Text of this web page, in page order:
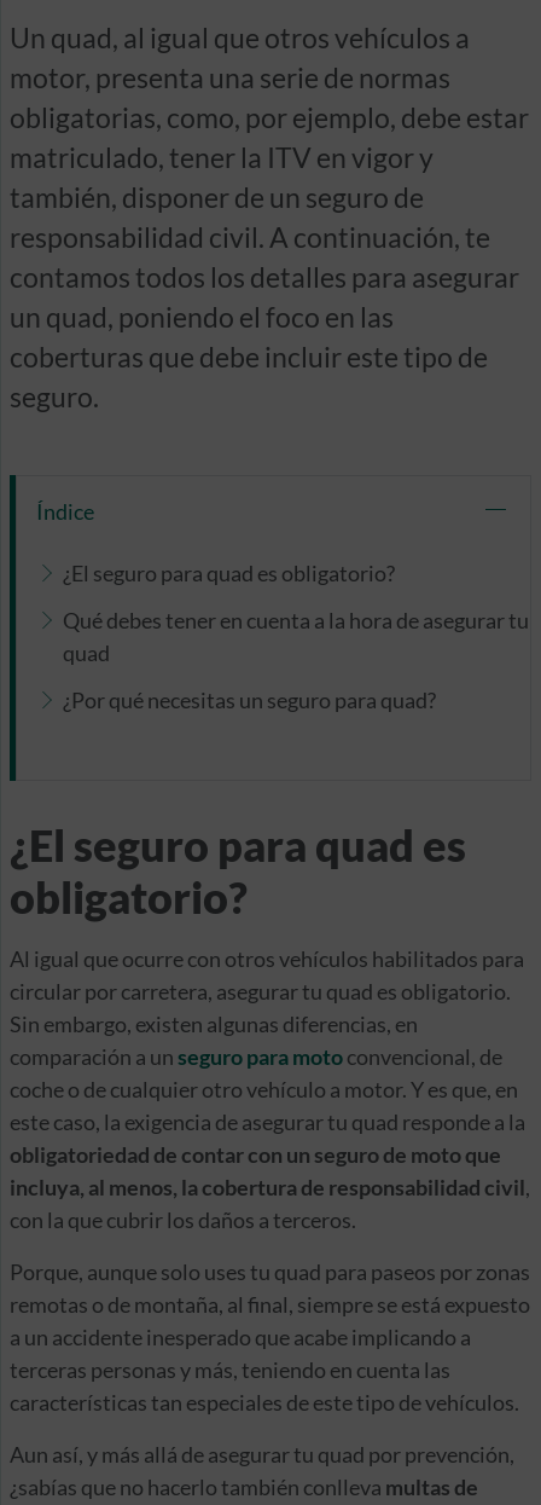
Un quad, al igual que otros vehículos a
motor, presenta una serie de normas
obligatorias, como, por ejemplo, debe estar
matriculado, tener la ITV en vigor y
también, disponer de un seguro de
responsabilidad civil. A continuación, te
contamos todos los detalles para asegurar
un quad, poniendo el foco en las
coberturas que debe incluir este tipo de
seguro.
Índice
¿El seguro para quad es obligatorio?
Qué debes tener en cuenta a la hora de asegurar tu
quad
¿Por qué necesitas un seguro para quad?
¿El seguro para quad es
obligatorio?
Al igual que ocurre con otros vehículos habilitados para
circular por carretera, asegurar tu quad es obligatorio.
Sin embargo, existen algunas diferencias, en
comparación a unseguro para motoconvencional, de
coche o de cualquier otro vehículo a motor. Y es que, en
este caso, la exigencia de asegurar tu quad responde a la
obligatoriedad de contar con un seguro de moto que
incluya, al menos, la cobertura de responsabilidad civil,
con la que cubrir los daños a terceros.
Porque, aunque solo uses tu quad para paseos por zonas
remotas o de montaña, al final, siempre se está expuesto
a un accidente inesperado que acabe implicando a
terceras personas y más, teniendo en cuenta las
características tan especiales de este tipo de vehículos.
Aun así, y más allá de asegurar tu quad por prevención,
¿sabías que no hacerlo también conlleva multas de